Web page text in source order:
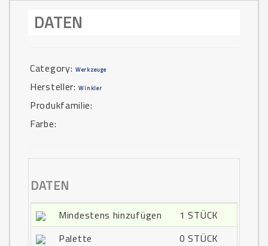
DATEN
Category: Werkzeuge
Hersteller:Winkler
Produkfamilie:
Farbe:
DATEN
Mindestens hinzufügen
1 STÜCK
Palette
0 STÜCK